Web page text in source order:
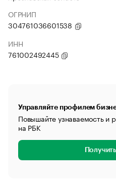
ОГРНИП
304761036601538
ИНН
761002492445
Управляйте профилем
Повышайте узнаваемость и
на РБК